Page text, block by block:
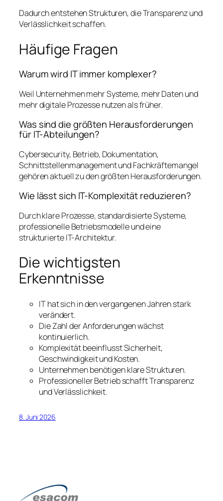
Dadurch entstehen Strukturen, die Transparenz und
Verlässlichkeit schaffen.
Häufige Fragen
Warum wird IT immer komplexer?
Weil Unternehmen mehr Systeme, mehr Daten und
mehr digitale Prozesse nutzen als früher.
Was sind die größten Herausforderungen
für IT-Abteilungen?
Cybersecurity, Betrieb, Dokumentation,
Schnittstellenmanagement und Fachkräftemangel
gehören aktuell zu den größten Herausforderungen.
Wie lässt sich IT-Komplexität reduzieren?
Durch klare Prozesse, standardisierte Systeme,
professionelle Betriebsmodelle und eine
strukturierte IT-Architektur.
Die wichtigsten
Erkenntnisse
IT hat sich in den vergangenen Jahren stark
verändert.
Die Zahl der Anforderungen wächst
kontinuierlich.
Komplexität beeinflusst Sicherheit,
Geschwindigkeit und Kosten.
Unternehmen benötigen klare Strukturen.
Professioneller Betrieb schafft Transparenz
und Verlässlichkeit.
8. Juni 2026